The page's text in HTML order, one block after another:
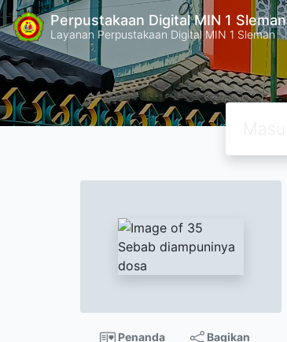
Perpustakaan Digital MIN 1 Sleman
Layanan Perpustakaan Digital MIN 1 Sleman
Penanda Bagikan